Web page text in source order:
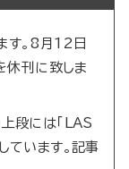
す。8月12日
休刊に致しま
段には「LAS
ています。記事